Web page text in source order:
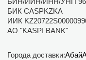
БИК CASPKZKA
ИИК
АО "KASPI BANK"
Города доставки:Абай